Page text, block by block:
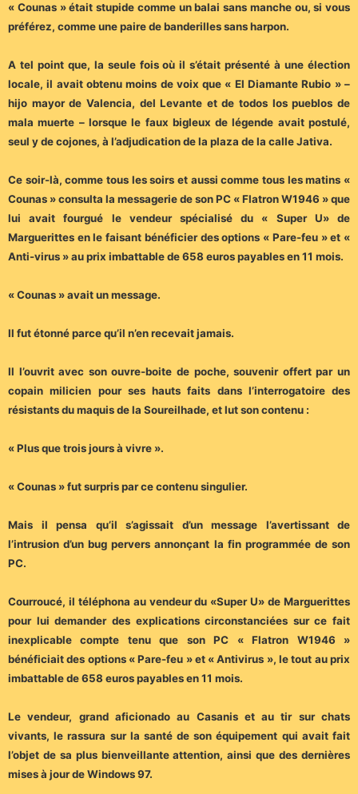
« Counas » était stupide comme un balai sans manche ou, si vous
préférez, comme une paire de banderilles sans harpon.
A tel point que, la seule fois où il s’était présenté à une élection
locale, il avait obtenu moins de voix que « El Diamante Rubio » –
hijo mayor de Valencia, del Levante et de todos los pueblos de
mala muerte – lorsque le faux bigleux de légende avait postulé,
seul y de cojones, à l’adjudication de la plaza de la calle Jativa.
Ce soir-là, comme tous les soirs et aussi comme tous les matins «
Counas » consulta la messagerie de son PC « Flatron W1946 » que
lui avait fourgué le vendeur spécialisé du « Super U» de
Marguerittes en le faisant bénéficier des options « Pare-feu » et «
Anti-virus » au prix imbattable de 658 euros payables en 11 mois.
« Counas » avait un message.
Il fut étonné parce qu’il n’en recevait jamais.
Il l’ouvrit avec son ouvre-boite de poche, souvenir offert par un
copain milicien pour ses hauts faits dans l’interrogatoire des
résistants du maquis de la Soureilhade, et lut son contenu :
« Plus que trois jours à vivre ».
« Counas » fut surpris par ce contenu singulier.
Mais il pensa qu’il s’agissait d’un message l’avertissant de
l’intrusion d’un bug pervers annonçant la fin programmée de son
PC.
Courroucé, il téléphona au vendeur du «Super U» de Marguerittes
pour lui demander des explications circonstanciées sur ce fait
inexplicable compte tenu que son PC « Flatron W1946 »
bénéficiait des options « Pare-feu » et « Antivirus », le tout au prix
imbattable de 658 euros payables en 11 mois.
Le vendeur, grand aficionado au Casanis et au tir sur chats
vivants, le rassura sur la santé de son équipement qui avait fait
l’objet de sa plus bienveillante attention, ainsi que des dernières
mises à jour de Windows 97.